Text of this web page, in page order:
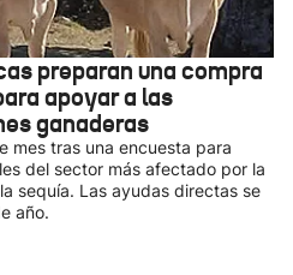
preparan una compra
apoyar a las
ganaderas
mes tras una encuesta para
del sector más afectado por la
sequía. Las ayudas directas se
año.